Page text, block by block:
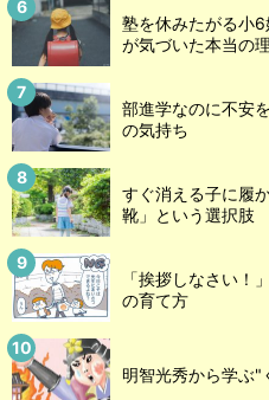
塾を休みたがる小
が気づいた本当の
部進学なのに不安
の気持ち
すぐ消える子に履
靴」という選択肢
「挨拶しなさい！
の育て方
明智光秀から学ぶ"